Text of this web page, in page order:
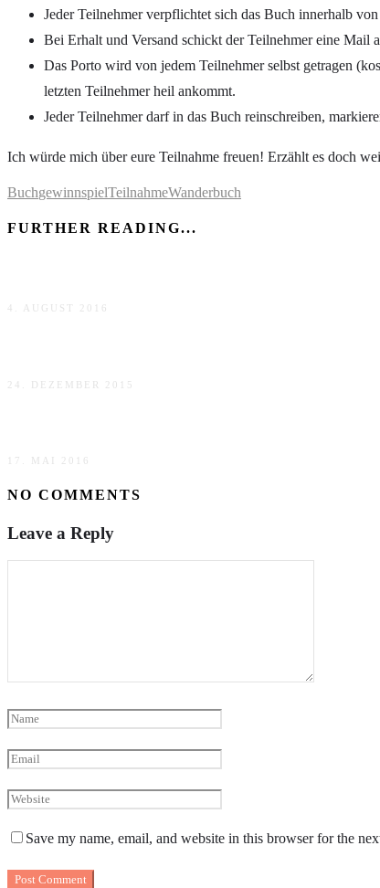
Jeder Teilnehmer verpflichtet sich das Buch innerhalb
Bei Erhalt und Versand schickt der Teilnehmer eine Mail
Das Porto wird von jedem Teilnehmer selbst getragen
letzten Teilnehmer heil ankommt.
Jeder Teilnehmer darf in das Buch reinschreiben,
Ich würde mich über eure Teilnahme freuen! Erzählt es doch
BuchgewinnspielTeilnahmeWanderbuch
FURTHER READING...
4. AUGUST 2016
24. DEZEMBER 2015
17. MAI 2016
NO COMMENTS
Leave a Reply
Save my name, email, and website in this browser for the